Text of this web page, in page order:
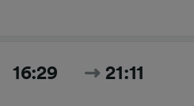
16:29 21:11